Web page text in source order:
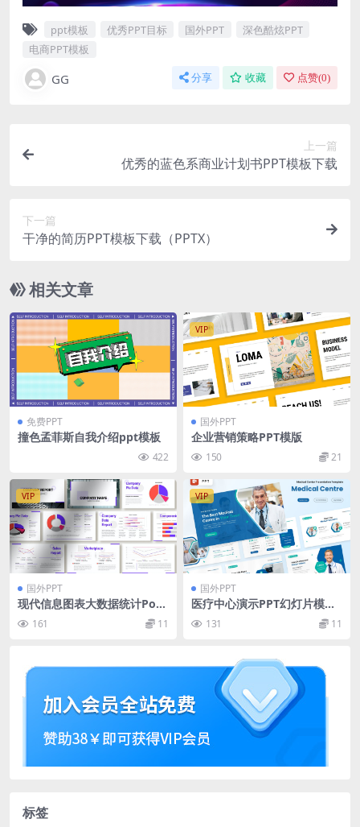
ppt模板 优秀PPT目标 国外PPT
深色酷炫PPT
电商PPT模板
GG 分享 收藏 点赞(0)
上一篇
优秀的蓝色系商业计划书PPT模板下载
下一篇
干净的简历PPT模板下载（PPTX）
相关文章
免费PPT
撞色孟菲斯自我介绍ppt模板
422
VIP
国外PPT
企业营销策略PPT模版
150 21
VIP
国外PPT
现代信息图表大数据统计Pow
erPoint演示模板（pptx）
161 11
VIP
国外PPT
医疗中心演示PPT幻灯片模板
下载 Medical Centre Presen
tation – Powerpoint
131 11
标签